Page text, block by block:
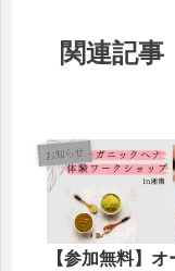
関連記事
お知らせ
【参加無料】オ